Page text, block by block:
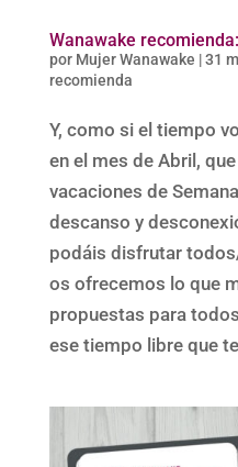
Wanawake
por Mujer Wanawake |31
recomienda
Y, como si el tiempo
en el mes de Abril,
vacaciones de
descanso y
podáis disfrutar
os ofrecemos lo que
propuestas para
ese tiempo libre que